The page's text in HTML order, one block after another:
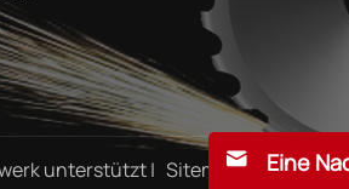
unterstützt | Sitemap Xml |
Eine